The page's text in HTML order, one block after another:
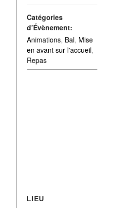
Catégories
d’Évènement:
Animations, Bal, Mise
en avant sur l'accueil,
Repas
LIEU